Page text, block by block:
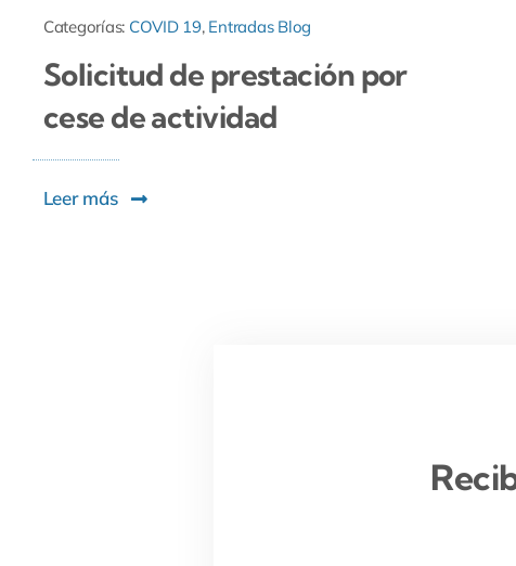
Categorías: COVID 19, Entradas Blog
Solicitud de prestación por
cese de actividad
Leer más